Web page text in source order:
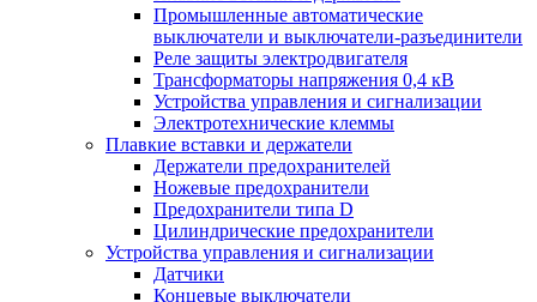
Промышленные автоматические
выключатели и выключатели-разъединители
Реле защиты электродвигателя
Трансформаторы напряжения 0,4 кВ
Устройства управления и сигнализации
Электротехнические клеммы
Плавкие вставки и держатели
Держатели предохранителей
Ножевые предохранители
Предохранители типа D
Цилиндрические предохранители
Устройства управления и сигнализации
Датчики
Концевые выключатели